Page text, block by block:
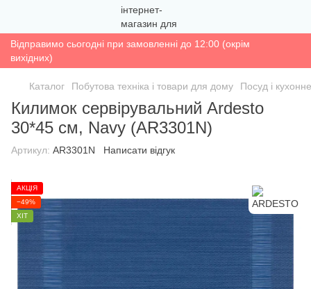
Відправимо сьогодні при замовленні до 12:00 (окрім
вихідних)
Каталог Побутова техніка і товари для дому Посуд і
Килимок сервірувальний Ardesto
30*45 см, Navy (AR3301N)
Артикул: AR3301N Написати відгук
АКЦІЯ
−49%
ХІТ